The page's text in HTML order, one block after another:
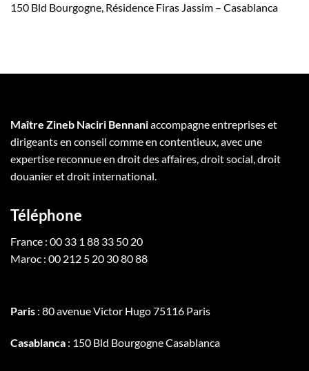
150 Bld Bourgogne, Résidence Firas Jassim – Casablanca
Maître Zineb Naciri Bennaniaccompagne entreprises et
dirigeants en conseil comme en contentieux, avec une
expertise reconnue en droit des affaires, droit social, droit
douanier et droit international.
Téléphone
France : 00 33 1 88 33 50 20
Maroc : 00 212 5 20 30 80 88
Paris : 80 avenue Victor Hugo 75116 Paris
Casablanca : 150 Bld Bourgogne Casablanca